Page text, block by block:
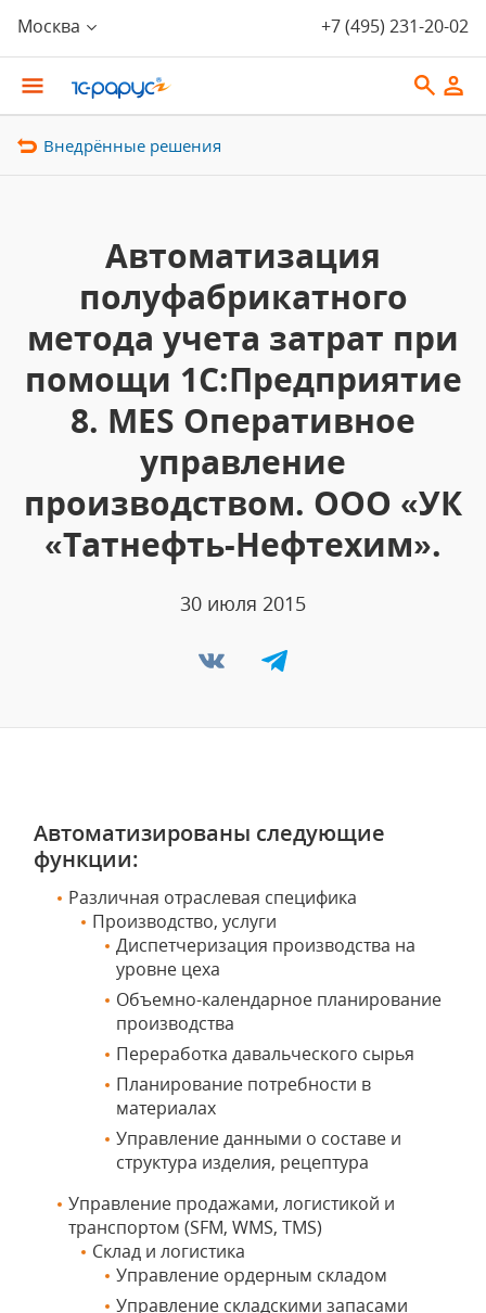
Москва +7 (495) 231-20-02
Внедрённые решения
Автоматизация
полуфабрикатного
метода учета затрат при
помощи 1С:Предприятие
8. MES Оперативное
управление
производством. ООО «УК
«Татнефть-Нефтехим».
30 июля 2015
Автоматизированы следующие
функции:
Различная отраслевая специфика
Производство, услуги
Диспетчеризация производства на
уровне цеха
Объемно-календарное планирование
производства
Переработка давальческого сырья
Планирование потребности в
материалах
Управление данными о составе и
структура изделия, рецептура
Управление продажами, логистикой и
транспортом (SFM, WMS, TMS)
Склад и логистика
Управление ордерным складом
Управление складскими запасами